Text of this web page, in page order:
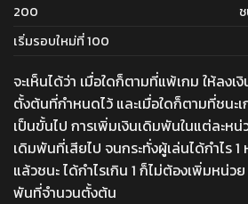
200
เริ่มรอบใหม่ที่ 100
จะเห็นได้ว่า เมื่อใดก็ตามที่แพ้เกม ให้ลง
ตั้งต้นที่กำหนดไว้ และเมื่อใดก็ตามที่ชนะ
เป็นขั้นไป การเพิ่มเงินเดิมพันในแต่ละห
เดิมพันที่เสียไป จนกระทั่งผู้เล่นได้กำไร
แล้วชนะ ได้กำไรเกิน 1 ก็ไม่ต้องเพิ่มหน่ว
พันที่จำนวนตั้งต้น